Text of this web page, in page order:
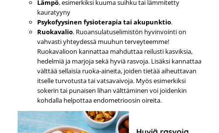
Lämpö, esimerkiksi kuuma suihku tai lämmitetty
kauratyyny
Psykofyysinen fysioterapia tai akupunktio.
Ruokavalio. Ruoansulatuselimistön hyvinvointi on
vahvasti yhteydessä muuhun terveyteemme!
Ruokavalioon kannattaa mahduttaa reilusti kasviksia,
hedelmiä ja marjoja sekä hyviä rasvoja. Lisäksi kannattaa
välttää sellaisia ruoka-aineita, joiden tietää aiheuttavan
itselle turvotusta tai vatsavaivoja. Myös esimerkiksi
sokerin tai punaisen lihan välttäminen voi joidenkin
kohdalla helpottaa endometrioosin oireita.